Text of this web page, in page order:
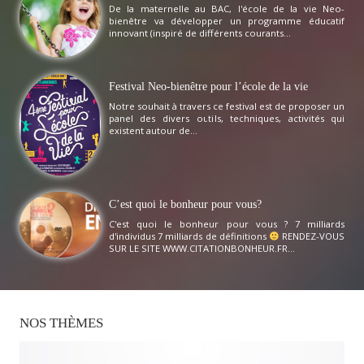
De la maternelle au BAC, l'école de la vie Neo-
bienêtre va développer un programme éducatif
innovant (inspiré de différents courants...
Festival Neo-bienêtre pour l’école de la vie
Notre souhait à travers ce festival est de proposer un
panel des divers outils, techniques, activités qui
existent autour de...
C’est quoi le bonheur pour vous?
C'est quoi le bonheur pour vous ? 7 milliards
d'individus 7 milliards de définitions
RENDEZ-VOUS
SUR LE SITE WWW.CITATIONBONHEUR.FR...
NOS THÈMES